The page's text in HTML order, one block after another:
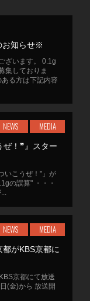
お知らせ※
ざいます。 0.1g
集しておりま
る方は下記内容
NEWS MEDIA
ぜ！❞』スター
いこうぜ！"」が
の誤算" ・・・
NEWS MEDIA
都がKBS京都に
京都にて放送
(金)から 放送開